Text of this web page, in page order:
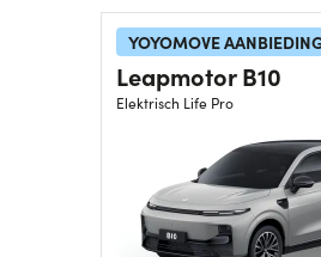
YOYOMOVE
Leapmotor B10
Elektrisch Life Pro